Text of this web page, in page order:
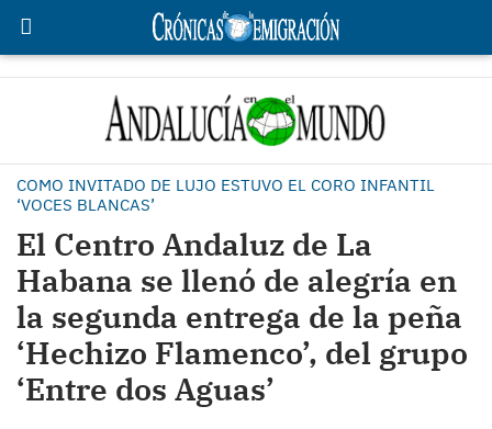
COMO INVITADO DE LUJO ESTUVO EL CORO INFANTIL
‘VOCES BLANCAS’
El Centro Andaluz de La
Habana se llenó de alegría en
la segunda entrega de la peña
‘Hechizo Flamenco’, del grupo
‘Entre dos Aguas’